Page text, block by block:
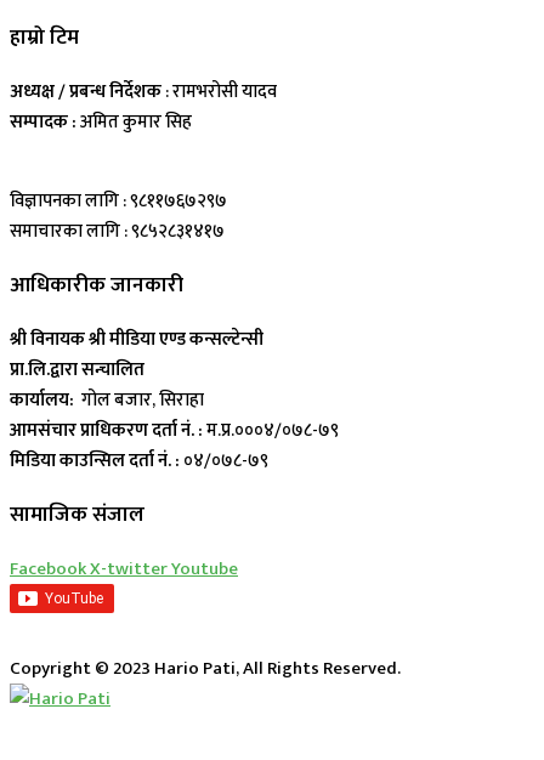
हाम्रो टिम
अध्यक्ष / प्रबन्ध निर्देशक: रामभरोसी यादव
सम्पादक :अमित कुमार सिह
विज्ञापनका लागि : ९८११७६७२९७
समाचारका लागि : ९८५२८३१४१७
आधिकारीक जानकारी
श्री विनायक श्री मीडिया एण्ड कन्सल्टेन्सी
प्रा.लि.द्वारा सन्चालित
कार्यालय: गोल बजार, सिराहा
आमसंचार प्राधिकरण दर्ता नं. :म.प्र.०००४/०७८-७९
मिडिया काउन्सिल दर्ता नं. : ०४/०७८-७९
सामाजिक संजाल
FacebookX-twitterYoutube
Copyright © 2023 Hario Pati, All Rights Reserved.